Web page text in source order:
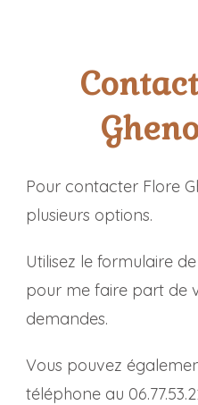
Pour contacter Flore
plusieurs options.
Utilisez le formulaire
pour me faire part de
demandes.
Vous pouvez
téléphone au